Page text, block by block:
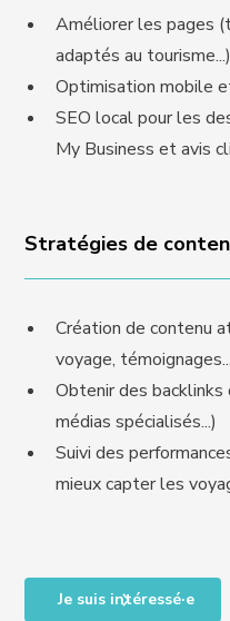
Améliorer les pages
adaptés au tourisme...)
Optimisation mobile
SEO local pour les
My Business et avis
Stratégies de
Création de contenu
voyage,
Obtenir des
médias spécialisés...)
Suivi des
mieux capter les
Je suis intéressé·e